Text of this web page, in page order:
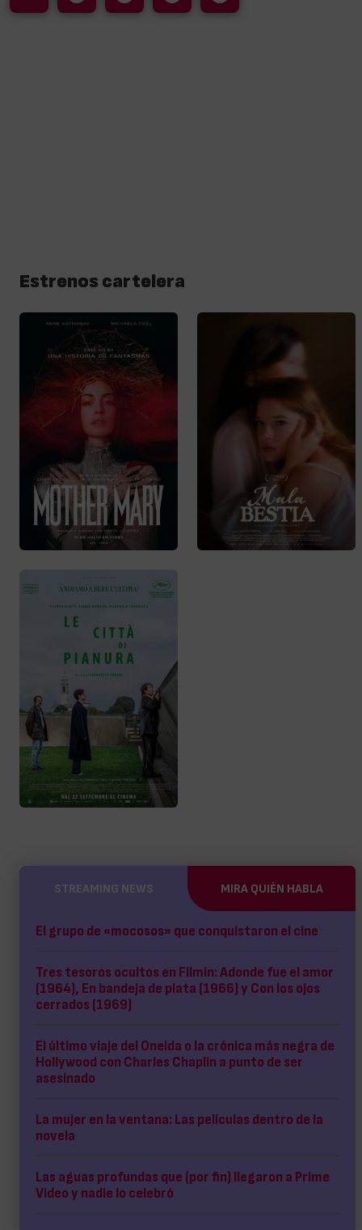
Estrenos cartelera
STREAMING NEWS MIRA QUIÉN HABLA
El grupo de «mocosos» que conquistaron el cine
Tres tesoros ocultos en Filmin: Adonde fue el amor
(1964), En bandeja de plata (1966) y Con los ojos
cerrados (1969)
El último viaje del Oneida o la crónica más negra de
Hollywood con Charles Chaplin a punto de ser
asesinado
La mujer en la ventana: Las películas dentro de la
novela
Las aguas profundas que (por fin) llegaron a Prime
Video y nadie lo celebró